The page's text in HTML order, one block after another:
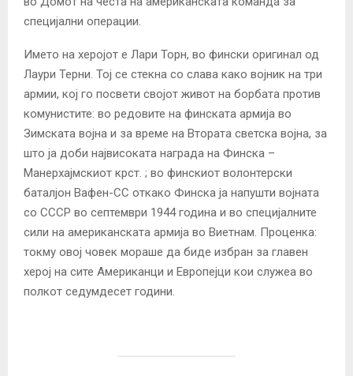
специјални операции.
Името на херојот е Лари Торн, во фински оригинал од
Лаури Терни. Тој се стекна со слава како војник на три
армии, кој го посвети својот живот на борбата против
комунистите: во редовите на финската армија во
Зимската војна и за време на Втората светска војна, за
што ја доби највисоката награда на Финска –
Манерхајмскиот крст. ; во финскиот волонтерски
баталјон Вафен-СС откако Финска ја напушти војната
со СССР во септември 1944 година и во специјалните
сили на американската армија во Виетнам. Проценка:
токму овој човек мораше да биде избран за главен
херој на сите Американци и Европејци кои служеа во
полкот седумдесет години.